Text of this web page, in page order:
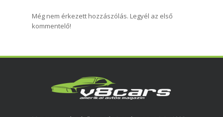
Még nem érkezett hozzászólás. Legyél az első
kommentelő!